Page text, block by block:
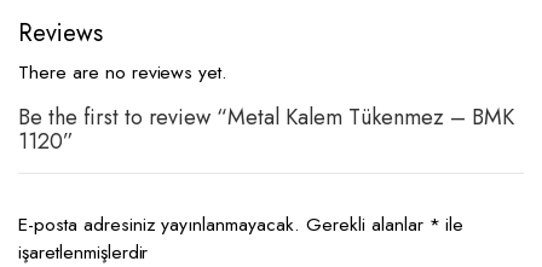
Reviews
There are no reviews yet.
Be the first to review “Metal Kalem Tükenmez – BMK
1120”
E-posta adresiniz yayınlanmayacak. Gerekli alanlar * ile
işaretlenmişlerdir